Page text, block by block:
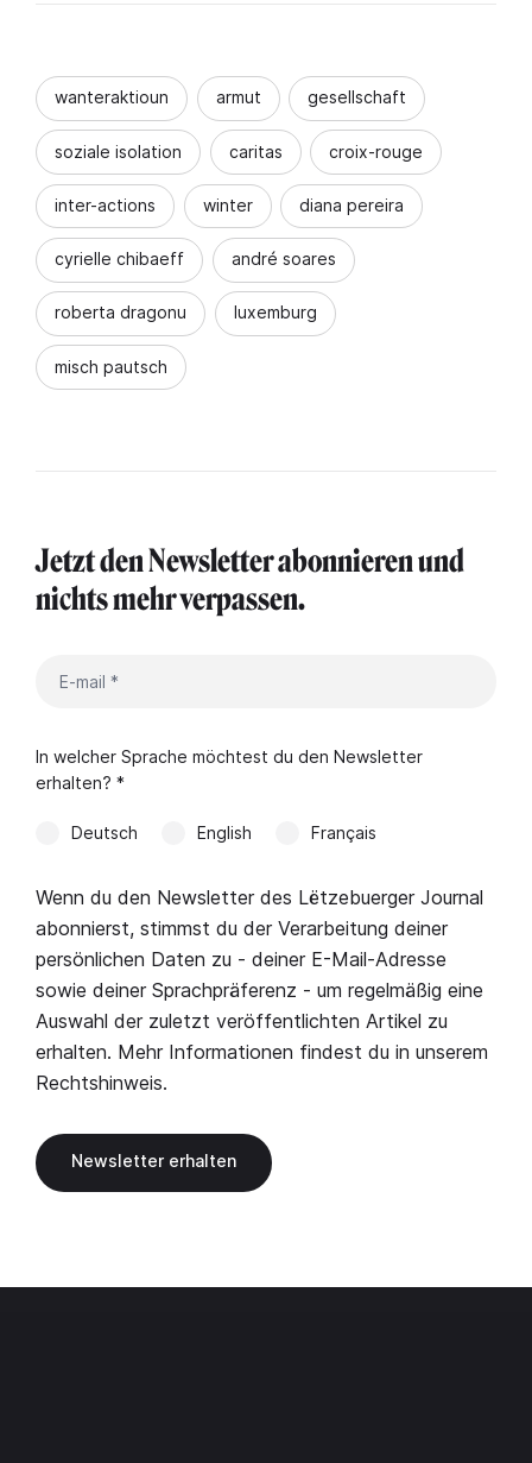
wanteraktioun armut gesellschaft
soziale isolation caritas croix-rouge
inter-actions winter diana pereira
cyrielle chibaeff andré soares
roberta dragonu luxemburg
misch pautsch
Jetzt den Newsletter abonnieren und
nichts mehr verpassen.
In welcher Sprache möchtest du den Newsletter
erhalten? *
Deutsch English Français
Wenn du den Newsletter des Lëtzebuerger Journal
abonnierst, stimmst du der Verarbeitung deiner
persönlichen Daten zu - deiner E-Mail-Adresse
sowie deiner Sprachpräferenz - um regelmäßig eine
Auswahl der zuletzt veröffentlichten Artikel zu
erhalten. Mehr Informationen findest du in unserem
Rechtshinweis.